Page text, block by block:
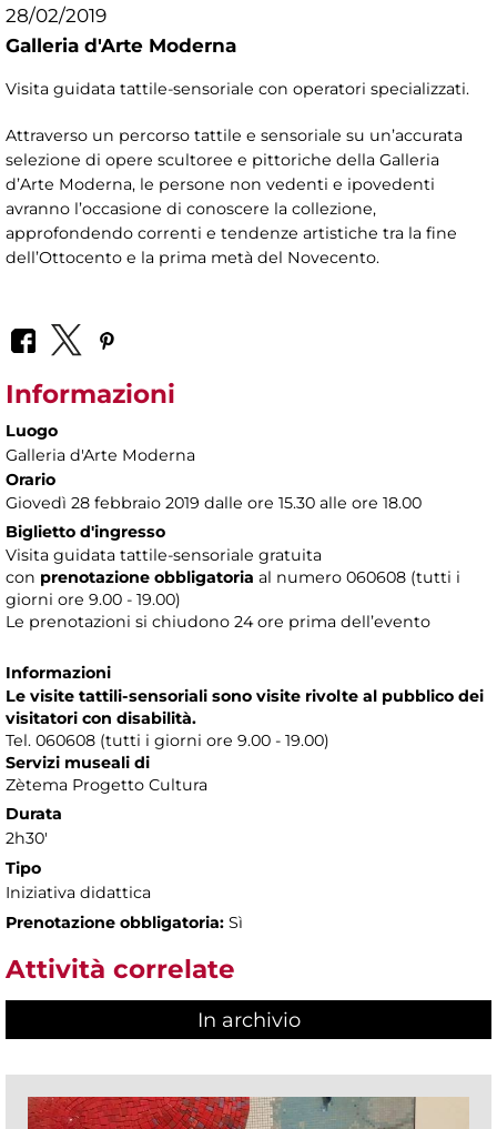
28/02/2019
Galleria d'Arte Moderna
Visita guidata tattile-sensoriale con operatori specializzati.
Attraverso un percorso tattile e sensoriale su un’accurata
selezione di opere scultoree e pittoriche della Galleria
d’Arte Moderna, le persone non vedenti e ipovedenti
avranno l’occasione di conoscere la collezione,
approfondendo correnti e tendenze artistiche tra la fine
dell’Ottocento e la prima metà del Novecento.
Informazioni
Luogo
Galleria d'Arte Moderna
Orario
Giovedì 28 febbraio 2019 dalle ore 15.30 alle ore 18.00
Biglietto d'ingresso
Visita guidata tattile-sensoriale gratuita
con prenotazione obbligatoria al numero 060608 (tutti i
giorni ore 9.00 - 19.00)
Le prenotazioni si chiudono 24 ore prima dell’evento
Informazioni
Le visite tattili-sensoriali sono visite rivolte al pubblico dei
visitatori con disabilità.
Tel. 060608 (tutti i giorni ore 9.00 - 19.00)
Servizi museali di
Zètema Progetto Cultura
Durata
2h30'
Tipo
Iniziativa didattica
Prenotazione obbligatoria: Sì
Attività correlate
In archivio